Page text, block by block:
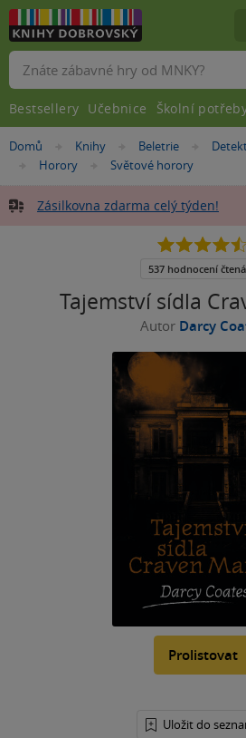
Nacházíte
Domů »Knihy »Beletrie »
»Horory »
Světové horory
Zásilkovna zdarma celý týden!
Tajemství sídla
Autor Darcy
Prolistovat
Uložit do
4.5
5
537 hodnocení
Vyhledávání
Bestsellery Učebnice Školní